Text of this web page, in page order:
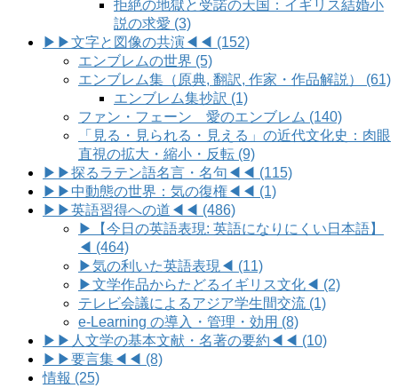
拒絶の地獄と受諾の天国：イギリス結婚小
説の求愛 (3)
▶▶文字と図像の共演◀◀ (152)
エンブレムの世界 (5)
エンブレム集（原典, 翻訳, 作家・作品解説） (61)
エンブレム集抄訳 (1)
ファン・フェーン 愛のエンブレム (140)
「見る・見られる・見える」の近代文化史：肉眼
直視の拡大・縮小・反転 (9)
▶▶探るラテン語名言・名句◀◀ (115)
▶▶中動態の世界：気の復権◀◀ (1)
▶▶英語習得への道◀◀ (486)
▶【今日の英語表現: 英語になりにくい日本語】
◀ (464)
▶気の利いた英語表現◀ (11)
▶文学作品からたどるイギリス文化◀ (2)
テレビ会議によるアジア学生間交流 (1)
e-Learning の導入・管理・効用 (8)
▶▶人文学の基本文献・名著の要約◀◀ (10)
▶▶要言集◀◀ (8)
情報 (25)